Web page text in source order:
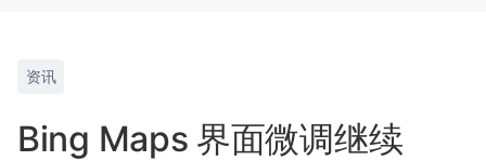
资讯
Bing Maps 界面微调继续